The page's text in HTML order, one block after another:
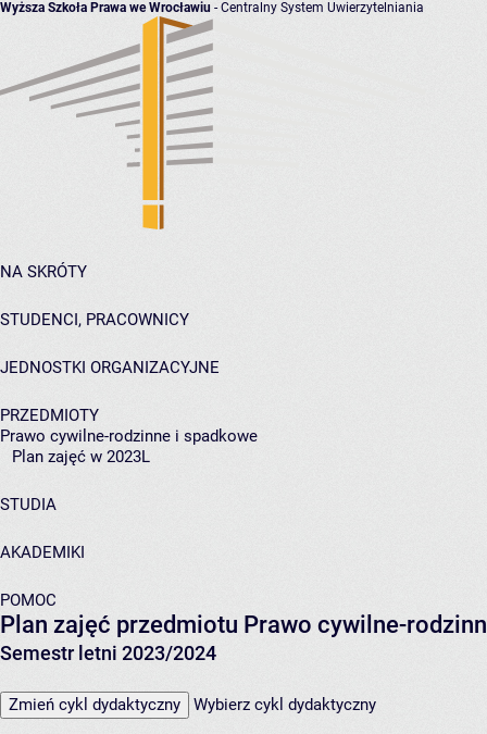
Wyższa Szkoła Prawa we Wrocławiu - Centralny System Uwierzytelniania
NA SKRÓTY
STUDENCI, PRACOWNICY
JEDNOSTKI ORGANIZACYJNE
PRZEDMIOTY
Prawo cywilne-rodzinne i spadkowe
Plan zajęć w 2023L
STUDIA
AKADEMIKI
POMOC
Plan zajęć przedmiotu Prawo cywilne-
Semestr letni 2023/2024
Zmień cykl dydaktyczny Wybierz cykl dydaktyczny